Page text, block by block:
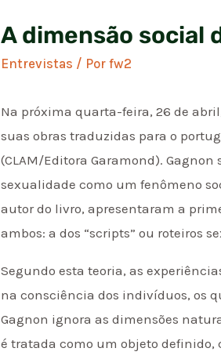
A dimensão social
Entrevistas / Porfw2
Na próxima quarta-feira, 26 de
suas obras traduzidas para o
(CLAM/Editora Garamond).
sexualidade como um fenômeno
autor do livro, apresentaram a
ambos: a dos “scripts” ou roteiros
Segundo esta teoria, as
na consciência dos indivíduos, os
Gagnon ignora as dimensões
é tratada como um objeto definido,